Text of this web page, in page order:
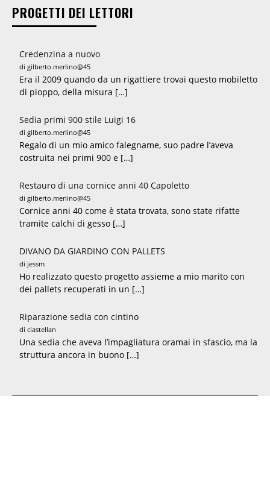
PROGETTI DEI LETTORI
Credenzina a nuovo
di gilberto.merlino@45
Era il 2009 quando da un rigattiere trovai questo mobiletto
di pioppo, della misura […]
Sedia primi 900 stile Luigi 16
di gilberto.merlino@45
Regalo di un mio amico falegname, suo padre l’aveva
costruita nei primi 900 e […]
Restauro di una cornice anni 40 Capoletto
di gilberto.merlino@45
Cornice anni 40 come è stata trovata, sono state rifatte
tramite calchi di gesso […]
DIVANO DA GIARDINO CON PALLETS
di jessm
Ho realizzato questo progetto assieme a mio marito con
dei pallets recuperati in un […]
Riparazione sedia con cintino
di ciastellan
Una sedia che aveva l’impagliatura oramai in sfascio, ma la
struttura ancora in buono […]